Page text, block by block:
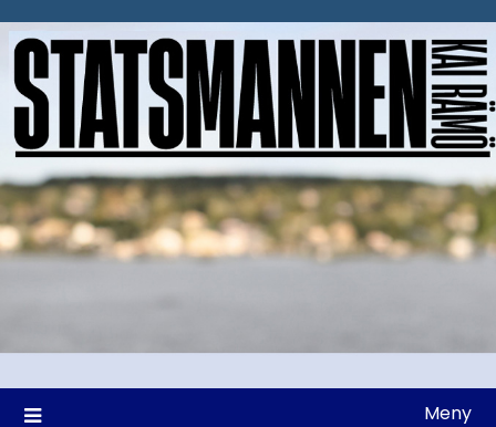
till
Meny